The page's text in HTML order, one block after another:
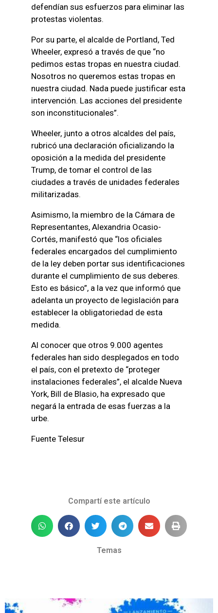
defendían sus esfuerzos para eliminar las
protestas violentas.
Por su parte, el alcalde de Portland, Ted
Wheeler, expresó a través de que “no
pedimos estas tropas en nuestra ciudad.
Nosotros no queremos estas tropas en
nuestra ciudad. Nada puede justificar esta
intervención. Las acciones del presidente
son inconstitucionales”.
Wheeler, junto a otros alcaldes del país,
rubricó una declaración oficializando la
oposición a la medida del presidente
Trump, de tomar el control de las
ciudades a través de unidades federales
militarizadas.
Asimismo, la miembro de la Cámara de
Representantes, Alexandria Ocasio-
Cortés, manifestó que “los oficiales
federales encargados del cumplimiento
de la ley deben portar sus identificaciones
durante el cumplimiento de sus deberes.
Esto es básico”, a la vez que informó que
adelanta un proyecto de legislación para
establecer la obligatoriedad de esta
medida.
Al conocer que otros 9.000 agentes
federales han sido desplegados en todo
el país, con el pretexto de “proteger
instalaciones federales”, el alcalde Nueva
York, Bill de Blasio, ha expresado que
negará la entrada de esas fuerzas a la
urbe.
Fuente Telesur
Compartí este artículo
Temas